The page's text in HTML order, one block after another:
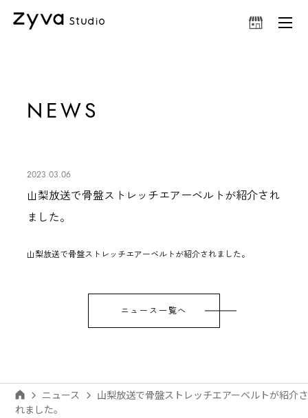
NEWS
2023.03.06
山梨放送で骨盤ストレッチエアーベルトが紹介され
ました。
山梨放送で骨盤ストレッチエアーベルトが紹介されました。
ニュース一覧へ
ニュース
山梨放送で骨盤ストレッチエアーベルトが紹介さ
れました。